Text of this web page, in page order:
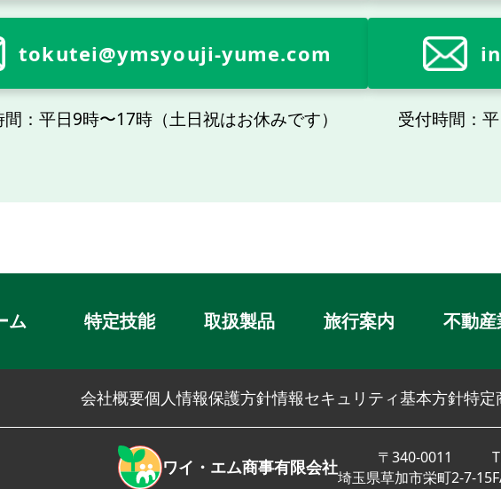
tokutei@ymsyouji-yume.com
：平日9時〜17時（土日祝はお休みです） 受付時間：
ム 特定技能 取扱製品 旅行案内 不動産
会社概要個人情報保護方針情報セキュリティ基本方針特定
ワイ・エム商事有限会社
〒340-0011
埼玉県草加市栄町2-7-15